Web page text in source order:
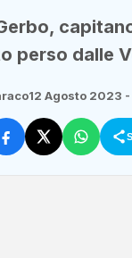
perso dalle
12 Agosto 2023